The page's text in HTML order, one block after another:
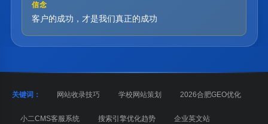
信念
客户的成功，才是我们真正的成功
关键词： 网站收录技巧 学校网站策划 2026合肥GEO优化
小二CMS客服系统 搜索引擎优化趋势 企业英文站